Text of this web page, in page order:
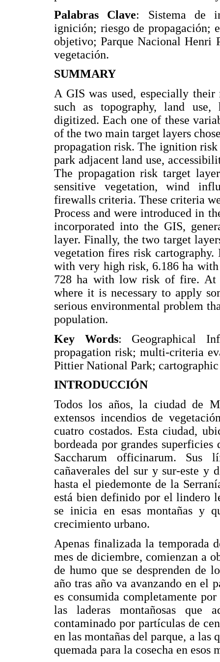
Palabras Clave: Sistema de
ignición; riesgo de propagación;
objetivo; Parque Nacional Henri
vegetación.
SUMMARY
A GIS was used, especially
such as topography, land use,
digitized. Each one of these
of the two main target layers
propagation risk. The ignition
park adjacent land use,
The propagation risk target
sensitive vegetation, wind
firewalls criteria. These criteria
Process and were introduced in
incorporated into the GIS,
layer. Finally, the two target
vegetation fires risk
with very high risk, 6.186 ha
728 ha with low risk of fire. At
where it is necessary to apply
serious environmental problem
population.
Key Words: Geographical
propagation risk; multi-criteria
Pittier National Park;
INTRODUCCIÓN
Todos los años, la ciudad de
extensos incendios de
cuatro costados. Esta ciudad,
bordeada por grandes
Saccharum officinarum. Sus
cañaverales del sur y sur-este y
hasta el piedemonte de la
está bien definido por el lindero
se inicia en esas montañas y
crecimiento urbano.
Apenas finalizada la temporada
mes de diciembre, comienzan a
de humo que se desprenden de
año tras año va avanzando en el
es consumida completamente
las laderas montañosas
contaminado por partículas de
en las montañas del parque, a las
quemada para la cosecha en esos